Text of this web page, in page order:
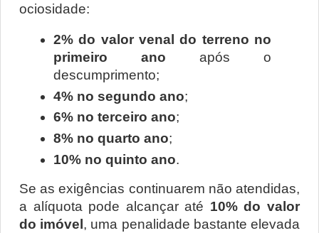
ociosidade:
2% do valor venal do terreno no
primeiro ano após o
descumprimento;
4% no segundo ano;
6% no terceiro ano;
8% no quarto ano;
10% no quinto ano.
Se as exigências continuarem não atendidas,
a alíquota pode alcançar até 10% do valor
do imóvel, uma penalidade bastante elevada